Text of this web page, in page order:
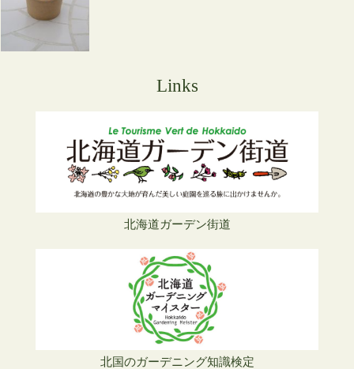
Links
北海道ガーデン街道
北国のガーデニング知識検定